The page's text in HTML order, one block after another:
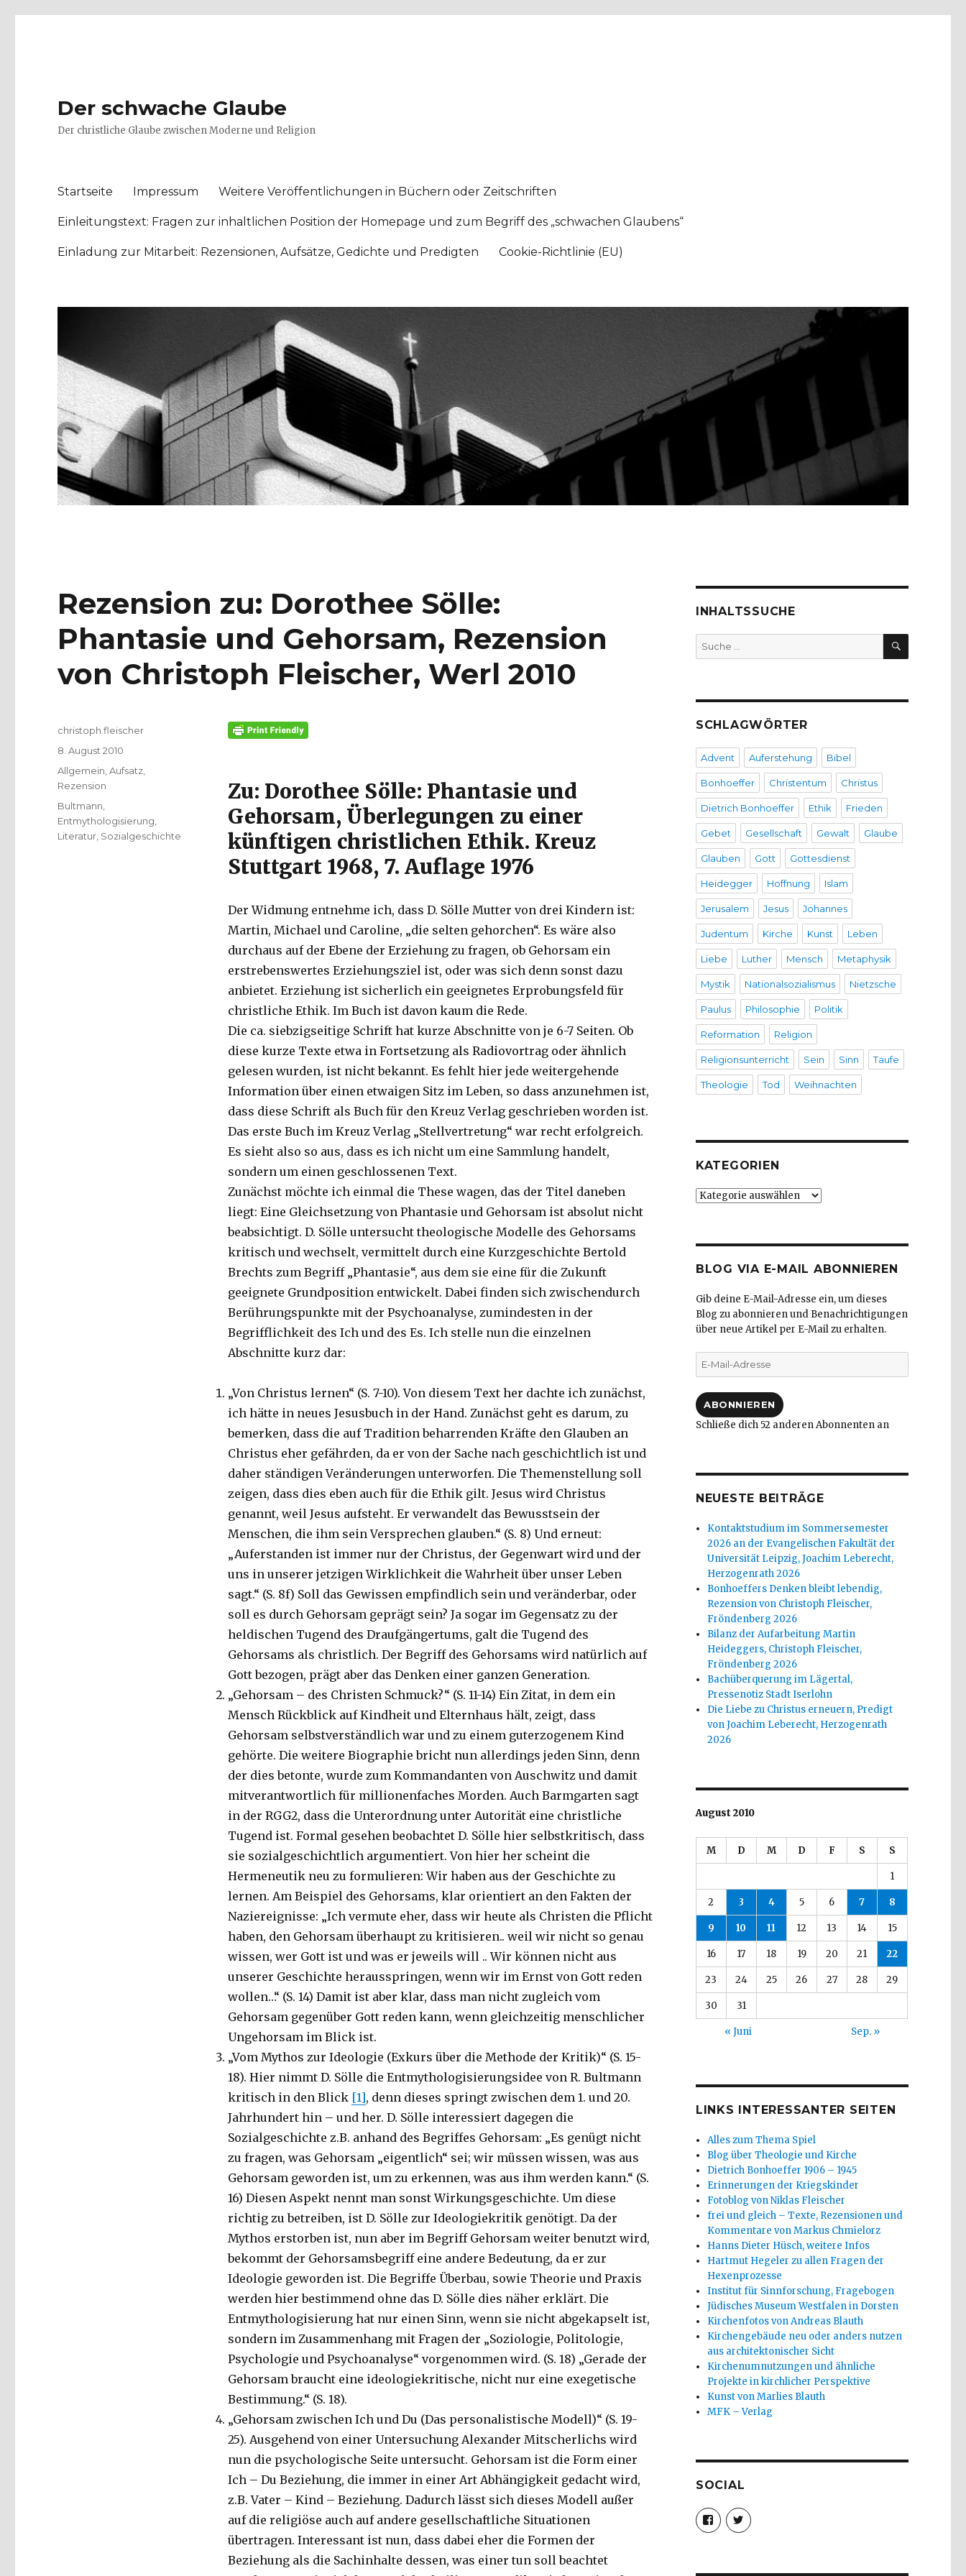
Der schwache Glaube
Der christliche Glaube zwischen Moderne und Religion
Startseite Impressum Weitere Veröffentlichungen in Büchern oder Zeitschriften
Einleitungstext: Fragen zur inhaltlichen Position der Homepage und zum Begriff des „schwachen Glaubens“
Einladung zur Mitarbeit: Rezensionen, Aufsätze, Gedichte und Predigten Cookie-Richtlinie (EU)
Rezension zu: Dorothee Sölle:
Phantasie und Gehorsam, Rezension
von Christoph Fleischer, Werl 2010
Zu: Dorothee Sölle: Phantasie und
Gehorsam, Überlegungen zu einer
künftigen christlichen Ethik. Kreuz
Stuttgart 1968, 7. Auflage 1976
Der Widmung entnehme ich, dass D. Sölle Mutter von drei Kindern ist:
Martin, Michael und Caroline, „die selten gehorchen“. Es wäre also
durchaus auf der Ebene der Erziehung zu fragen, ob Gehorsam ein
erstrebenswertes Erziehungsziel ist, oder was sich denn sonst dazu
anbietet. Erziehung ist sicherlich ein geeignetes Erprobungsfeld für
christliche Ethik. Im Buch ist davon kaum die Rede.
Die ca. siebzigseitige Schrift hat kurze Abschnitte von je 6-7 Seiten. Ob
diese kurze Texte etwa in Fortsetzung als Radiovortrag oder ähnlich
gelesen wurden, ist nicht bekannt. Es fehlt hier jede weitergehende
Information über einen etwaigen Sitz im Leben, so dass anzunehmen ist,
dass diese Schrift als Buch für den Kreuz Verlag geschrieben worden ist.
Das erste Buch im Kreuz Verlag „Stellvertretung“ war recht erfolgreich.
Es sieht also so aus, dass es ich nicht um eine Sammlung handelt,
sondern um einen geschlossenen Text.
Zunächst möchte ich einmal die These wagen, das der Titel daneben
liegt: Eine Gleichsetzung von Phantasie und Gehorsam ist absolut nicht
beabsichtigt. D. Sölle untersucht theologische Modelle des Gehorsams
kritisch und wechselt, vermittelt durch eine Kurzgeschichte Bertold
Brechts zum Begriff „Phantasie“, aus dem sie eine für die Zukunft
geeignete Grundposition entwickelt. Dabei finden sich zwischendurch
Berührungspunkte mit der Psychoanalyse, zumindesten in der
Begrifflichkeit des Ich und des Es. Ich stelle nun die einzelnen
Abschnitte kurz dar:
„Von Christus lernen“ (S. 7-10). Von diesem Text her dachte ich zunächst,
ich hätte in neues Jesusbuch in der Hand. Zunächst geht es darum, zu
bemerken, dass die auf Tradition beharrenden Kräfte den Glauben an
Christus eher gefährden, da er von der Sache nach geschichtlich ist und
daher ständigen Veränderungen unterworfen. Die Themenstellung soll
zeigen, dass dies eben auch für die Ethik gilt. Jesus wird Christus
genannt, weil Jesus aufsteht. Er verwandelt das Bewusstsein der
Menschen, die ihm sein Versprechen glauben.“ (S. 8) Und erneut:
„Auferstanden ist immer nur der Christus, der Gegenwart wird und der
uns in unserer jetzigen Wirklichkeit die Wahrheit über unser Leben
sagt.“ (S. 8f) Soll das Gewissen empfindlich sein und veränderbar, oder
soll es durch Gehorsam geprägt sein? Ja sogar im Gegensatz zu der
heldischen Tugend des Draufgängertums, galt die Tugend des
Gehorsams als christlich. Der Begriff des Gehorsams wird natürlich auf
Gott bezogen, prägt aber das Denken einer ganzen Generation.
„Gehorsam – des Christen Schmuck?“ (S. 11-14) Ein Zitat, in dem ein
Mensch Rückblick auf Kindheit und Elternhaus hält, zeigt, dass
Gehorsam selbstverständlich war und zu einem guterzogenem Kind
gehörte. Die weitere Biographie bricht nun allerdings jeden Sinn, denn
der dies betonte, wurde zum Kommandanten von Auschwitz und damit
mitverantwortlich für millionenfaches Morden. Auch Barmgarten sagt
in der RGG2, dass die Unterordnung unter Autorität eine christliche
Tugend ist. Formal gesehen beobachtet D. Sölle hier selbstkritisch, dass
sie sozialgeschichtlich argumentiert. Von hier her scheint die
Hermeneutik neu zu formulieren: Wir haben aus der Geschichte zu
lernen. Am Beispiel des Gehorsams, klar orientiert an den Fakten der
Naziereignisse: „Ich vermute eher, dass wir heute als Christen die Pflicht
haben, den Gehorsam überhaupt zu kritisieren.. weil wir nicht so genau
wissen, wer Gott ist und was er jeweils will .. Wir können nicht aus
unserer Geschichte herausspringen, wenn wir im Ernst von Gott reden
wollen…“ (S. 14) Damit ist aber klar, dass man nicht zugleich vom
Gehorsam gegenüber Gott reden kann, wenn gleichzeitig menschlicher
Ungehorsam im Blick ist.
„Vom Mythos zur Ideologie (Exkurs über die Methode der Kritik)“ (S. 15-
18). Hier nimmt D. Sölle die Entmythologisierungsidee von R. Bultmann
kritisch in den Blick [1], denn dieses springt zwischen dem 1. und 20.
Jahrhundert hin – und her. D. Sölle interessiert dagegen die
Sozialgeschichte z.B. anhand des Begriffes Gehorsam: „Es genügt nicht
zu fragen, was Gehorsam „eigentlich“ sei; wir müssen wissen, was aus
Gehorsam geworden ist, um zu erkennen, was aus ihm werden kann.“ (S.
16) Diesen Aspekt nennt man sonst Wirkungsgeschichte. Um diese
richtig zu betreiben, ist D. Sölle zur Ideologiekritik genötigt. Da der
Mythos erstorben ist, nun aber im Begriff Gehorsam weiter benutzt wird,
bekommt der Gehorsamsbegriff eine andere Bedeutung, da er zur
Ideologie geworden ist. Die Begriffe Überbau, sowie Theorie und Praxis
werden hier bestimmend ohne das D. Sölle dies näher erklärt. Die
Entmythologisierung hat nur einen Sinn, wenn sie nicht abgekapselt ist,
sondern im Zusammenhang mit Fragen der „Soziologie, Politologie,
Psychologie und Psychoanalyse“ vorgenommen wird. (S. 18) „Gerade der
Gehorsam braucht eine ideologiekritische, nicht nur eine exegetische
Bestimmung.“ (S. 18).
„Gehorsam zwischen Ich und Du (Das personalistische Modell)“ (S. 19-
25). Ausgehend von einer Untersuchung Alexander Mitscherlichs wird
nun die psychologische Seite untersucht. Gehorsam ist die Form einer
Ich – Du Beziehung, die immer in einer Art Abhängigkeit gedacht wird,
z.B. Vater – Kind – Beziehung. Dadurch lässt sich dieses Modell außer
auf die religiöse auch auf andere gesellschaftliche Situationen
übertragen. Interessant ist nun, dass dabei eher die Formen der
Beziehung als die Sachinhalte dessen, was einer tun soll beachtet
Autor
christoph.fleischer
Veröffentlicht
am
8. August 2010
Kategorien
Allgemein ,Aufsatz
Rezension
Schlagwörter
Bultmann
Entmythologisierung
Literatur Sozialgeschichte
INHALTSSUCHE
Suche
nach:
SUCHEN
SCHLAGWÖRTER
Advent Auferstehung Bibel
Bonhoeffer Christentum Christus
Dietrich Bonhoeffer Ethik Frieden
Gebet Gesellschaft Gewalt Glaube
Glauben Gott Gottesdienst
Heidegger Hoffnung Islam
Jerusalem Jesus Johannes
Judentum Kirche Kunst Leben
Liebe Luther Mensch Metaphysik
Mystik Nationalsozialismus Nietzsche
Paulus Philosophie Politik
Reformation Religion
Religionsunterricht Sein Sinn Taufe
Theologie Tod Weihnachten
KATEGORIEN
Kategorien
BLOG VIA E-MAIL ABONNIEREN
Gib deine E-Mail-Adresse ein, um dieses
Blog zu abonnieren und Benachrichtigungen
über neue Artikel per E-Mail zu erhalten.
E-
Mail-
ABONNIEREN
Schließe dich 52 anderen Abonnenten an
NEUESTE BEITRÄGE
Kontaktstudium im Sommersemester
2026 an der Evangelischen Fakultät der
Universität Leipzig, Joachim Leberecht,
Herzogenrath 2026
Bonhoeffers Denken bleibt lebendig,
Rezension von Christoph Fleischer,
Fröndenberg 2026
Bilanz der Aufarbeitung Martin
Heideggers, Christoph Fleischer,
Fröndenberg 2026
Bachüberquerung im Lägertal,
Pressenotiz Stadt Iserlohn
Die Liebe zu Christus erneuern, Predigt
von Joachim Leberecht, Herzogenrath
2026
August 2010
M D M D F S S
1
2 3 4 5 6 7 8
9 10 11 12 13 14 15
16 17 18 19 20 21 22
23 24 25 26 27 28 29
30 31
« Juni Sep. »
LINKS INTERESSANTER SEITEN
Alles zum Thema Spiel
Blog über Theologie und Kirche
Dietrich Bonhoeffer 1906 – 1945
Erinnerungen der Kriegskinder
Fotoblog von Niklas Fleischer
frei und gleich – Texte, Rezensionen und
Kommentare von Markus Chmielorz
Hanns Dieter Hüsch, weitere Infos
Hartmut Hegeler zu allen Fragen der
Hexenprozesse
Institut für Sinnforschung, Fragebogen
Jüdisches Museum Westfalen in Dorsten
Kirchenfotos von Andreas Blauth
Kirchengebäude neu oder anders nutzen
aus architektonischer Sicht
Kirchenumnutzungen und ähnliche
Projekte in kirchlicher Perspektive
Kunst von Marlies Blauth
MFK – Verlag
SOCIAL
Profil
von
christoph.fleischer1
anzeigen
Profil
von
anzeigen